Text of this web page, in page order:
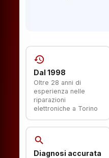
history
Dal 1998
Oltre 28 anni di
esperienza nelle
riparazioni
elettroniche a Torino
search
Diagnosi accurata